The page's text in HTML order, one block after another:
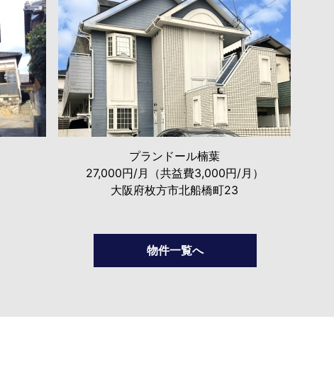
プランドール楠葉
27,000円/月（共益費3,000円/月）
大阪府枚方市北船橋町23
物件一覧へ